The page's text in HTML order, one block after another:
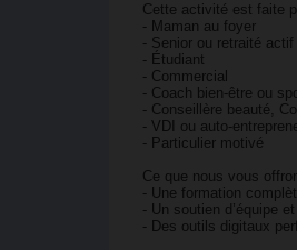
Cette activité est faite
- Maman au foyer
- Senior ou retraité actif
- Étudiant
- Commercial
- Coach bien-être ou
- Conseillère beauté,
- VDI ou auto-
- Particulier motivé
Ce que nous vous
- Une formation
- Un soutien d’équipe
- Des outils digitaux